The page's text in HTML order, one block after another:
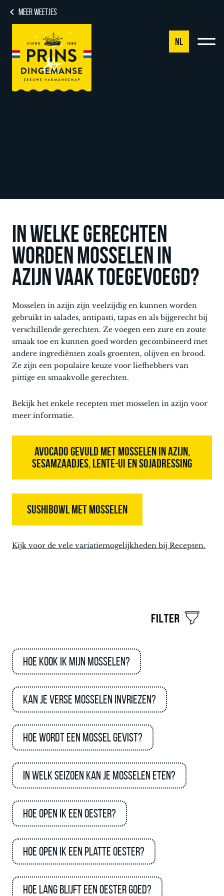
MEER WEETJES
NL
In welke gerechten
worden mosselen in
azijn vaak toegevoegd?
Mosselen in azijn zijn veelzijdig en kunnen worden
gebruikt in salades, antipasti, tapas en als bijgerecht bij
verschillende gerechten. Ze voegen een zure en zoute
smaak toe en kunnen goed worden gecombineerd met
andere ingrediënten zoals groenten, olijven en brood.
Ze zijn een populaire keuze voor liefhebbers van
pittige en smaakvolle gerechten.
Bekijk het enkele recepten met mosselen in azijn voor
meer informatie.
AVOCADO GEVULD MET MOSSELEN IN AZIJN,
SESAMZAADJES, LENTE-UI EN SOJADRESSING
SUSHIBOWL MET MOSSELEN
Kijk voor de vele variatiemogelijkheden bij Recepten.
Hoe kook ik mijn mosselen?
Kan je verse mosselen invriezen?
Hoe wordt een mossel gevist?
In welk seizoen kan je mosselen eten?
Hoe open ik een oester?
Hoe open ik een platte oester?
Hoe lang blijft een oester goed?